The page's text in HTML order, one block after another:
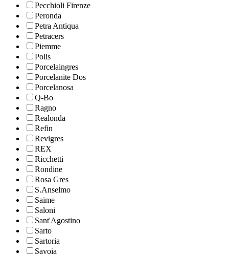
Pecchioli Firenze
Peronda
Petra Antiqua
Petracers
Piemme
Polis
Porcelaingres
Porcelanite Dos
Porcelanosa
Q-Bo
Ragno
Realonda
Refin
Revigres
REX
Ricchetti
Rondine
Rosa Gres
S.Anselmo
Saime
Saloni
Sant'Agostino
Sarto
Sartoria
Savoia